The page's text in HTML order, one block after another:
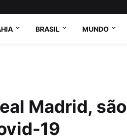
BRASIL MUNDO
Madrid, são
19